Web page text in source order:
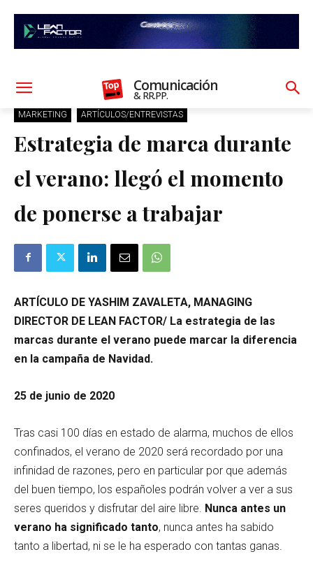
Comunicación
& RR.PP.
MARKETING ARTÍCULOS/ENTREVISTAS
Estrategia de marca durante
el verano: llegó el momento
de ponerse a trabajar
ARTÍCULO DE YASHIM ZAVALETA, MANAGING
DIRECTOR DE LEAN FACTOR/ La estrategia de las
marcas durante el verano puede marcar la diferencia
en la campaña de Navidad.
25 de junio de 2020
Tras casi 100 días en estado de alarma, muchos de ellos
confinados, el verano de 2020 será recordado por una
infinidad de razones, pero en particular por que además
del buen tiempo, los españoles podrán volver a ver a sus
seres queridos y disfrutar del aire libre. Nunca antes un
verano ha significado tanto, nunca antes ha sabido
tanto a libertad, ni se le ha esperado con tantas ganas.